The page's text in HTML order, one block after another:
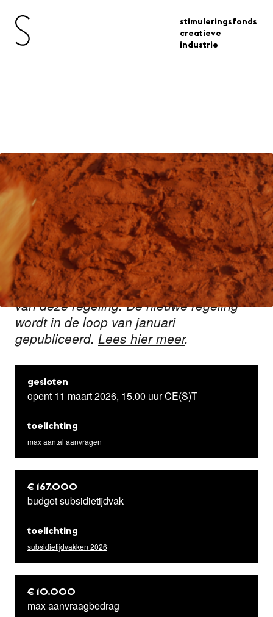
stimuleringsfonds
creatieve
industrie
subsidies startregeling creatieve industrie architectuur
Voor kleinschalige projecten,
experimenten en vooronderzoeken op
het gebied van architectuur.
Let op: We werken aan een aanpassing
van deze regeling. De nieuwe regeling
wordt in de loop van januari
gepubliceerd. Lees hier meer.
gesloten
opent 11 maart 2026, 15.00 uur CE(S)T
toelichting
max aantal aanvragen
€ 167.000
budget subsidietijdvak
toelichting
subsidietijdvakken 2026
€ 10.000
max aanvraagbedrag